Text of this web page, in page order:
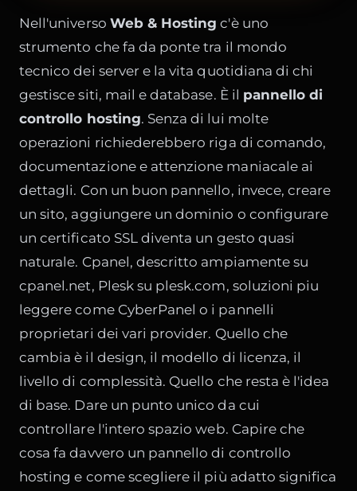
Nell'universo Web & Hosting c'è uno
strumento che fa da ponte tra il mondo
tecnico dei server e la vita quotidiana di chi
gestisce siti, mail e database. È il pannello di
controllo hosting. Senza di lui molte
operazioni richiederebbero riga di comando,
documentazione e attenzione maniacale ai
dettagli. Con un buon pannello, invece, creare
un sito, aggiungere un dominio o configurare
un certificato SSL diventa un gesto quasi
naturale. Cpanel, descritto ampiamente su
cpanel.net, Plesk su plesk.com, soluzioni piu
leggere come CyberPanel o i pannelli
proprietari dei vari provider. Quello che
cambia è il design, il modello di licenza, il
livello di complessità. Quello che resta è l'idea
di base. Dare un punto unico da cui
controllare l'intero spazio web. Capire che
cosa fa davvero un pannello di controllo
hosting e come scegliere il più adatto significa